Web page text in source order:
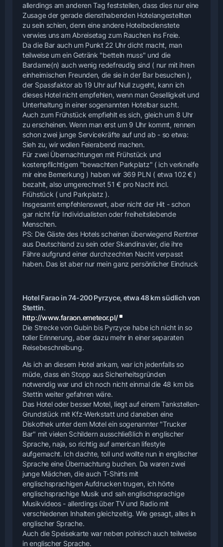
allerdings am anderen Tag feststellen, dass dies nur eine
Zusage der gerade diensthabenden Hotelangestellten
zu sein schien, denn eine andere Hotelbedienstete
verwies uns am Abreisetag zum Rauchen ins Freie.
Da die Bar auch um Punkt 22 Uhr dicht macht, man
teilweise um ein Getränk "betteln muss" und die
Bardame(n) auch wenig redefreudig sind ( nur mit ihren
einheimischen Freunden, die sie in der Bar besuchen ),
der Spassfaktor ab 19 Uhr auf Null zugeht, kann ich
dieses Hotel nicht empfehlen, wenn man Geselligkeit und
Unterhaltung in einer sogenannten Hotelbar sucht.
Auch zum Frühstück empfiehlt es sich, gleich um 8 Uhr
zu erscheinen. Wenn man erst um 9 Uhr kommt, rennen
schon zwei junge Servicekräfte auf und ab - so etwa:
Sieh zu, wir wollen Feierabend machen.
Für zwei Übernachtungen mit Frühstück und
kostenpflichtigem "bewachten Parkplatz" ( ich verkneife
mir eine Bemerkung ) haben wir 369 PLN ( etwa 102 € )
bezahlt, also umgerechnet 51 € pro Nacht incl.
Frühstück ( und Parkplatz ).
Insgesamt empfehlenswert, aber nicht der Hit - schon
gar nicht für Individualisten oder freiheitsliebende
Menschen.
PS: Die Gäste des Hotels scheinen überwiegend Rentner
aus Deutschland zu sein oder Skandinavier, die ihre
Fähre aufgrund einer durchzechten Nacht verpasst
haben. Das ist aber nur mein ganz persönlicher Eindruck
Hotel Farao in 74-200 Pyrzyce, etwa 48 km südlich von
Stettin.
http://www.faraon.emeteor.pl/
Die Strecke von Gubin bis Pyrzyce habe ich nicht in so
toller Erinnerung, aber dazu mehr in einer separaten
Reisebeschreibung.
Als ich an diesem Hotel ankam, war ich jedenfalls so
müde, dass ein Stopp aus Sicherheitsgründen
notwendig war und ich noch nicht einmal die 48 km bis
Stettin weiter gefahren wäre.
Das Hotel oder besser Motel, liegt auf einem Tankstellen-
Grundstück mit Kfz-Werkstatt und daneben eine
Diskothek unter dem Motel ein sogenannter "Trucker
Bar" mit vielen Schildern ausschließlich in englischer
Sprache, naja, so richtig auf american lifestyle
aufgemacht. Ich dachte, toll und wollte nun in englischer
Sprache eine Übernachtung buchen. Da waren zwei
junge Mädchen, die auch T-Shirts mit
englischsprachigen Aufdrucken trugen, ich hörte
englischsprachige Musik und sah englischsprachige
Musikvideos - allerdings über TV und Radio mit
verschiedenen Inhalten gleichzeitig. Wie gesagt, alles in
englischer Sprache.
Auch die Speisekarte war neben polnisch auch teilweise
in englischer Sprache.